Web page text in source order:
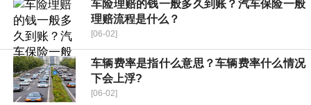
车险理赔的钱一般多久到账？汽车保险一般
理赔流程是什么？
[06-02]
车辆费率是指什么意思？车辆费率什么情况
下会上浮?
[06-02]